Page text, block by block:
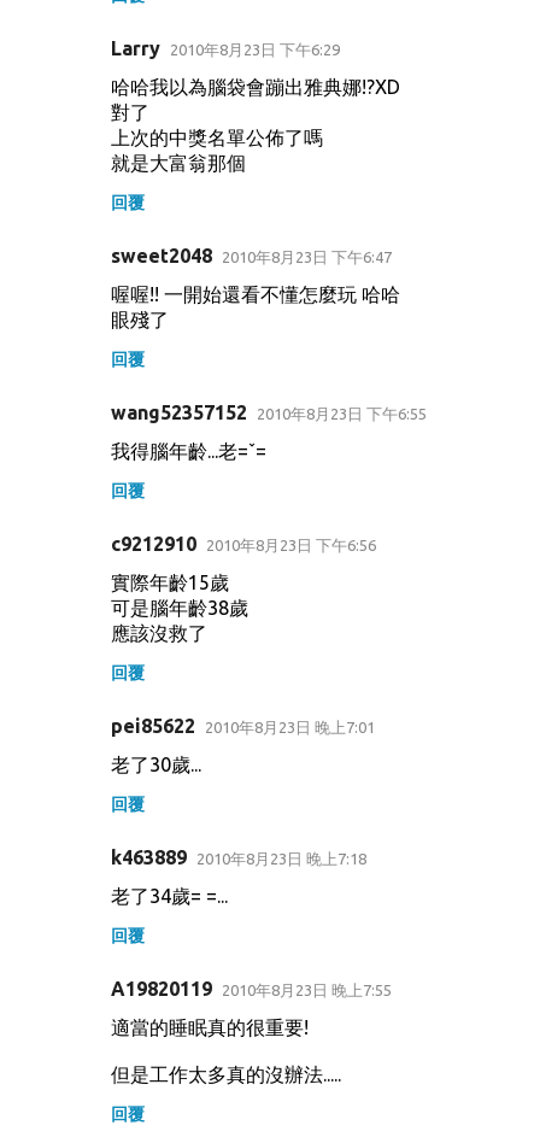
Larry 2010年8月23日 下午6:29
哈哈我以為腦袋會蹦出雅典娜!?XD
對了
上次的中獎名單公佈了嗎
就是大富翁那個
回覆
sweet2048 2010年8月23日 下午6:47
喔喔!! 一開始還看不懂怎麼玩 哈哈
眼殘了
回覆
wang52357152 2010年8月23日 下午6:55
我得腦年齡...老=ˇ=
回覆
c9212910 2010年8月23日 下午6:56
實際年齡15歲
可是腦年齡38歲
應該沒救了
回覆
pei85622 2010年8月23日 晚上7:01
老了30歲...
回覆
k463889 2010年8月23日 晚上7:18
老了34歲= =...
回覆
A19820119 2010年8月23日 晚上7:55
適當的睡眠真的很重要!
但是工作太多真的沒辦法.....
回覆